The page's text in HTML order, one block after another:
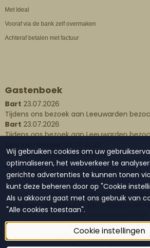
Met Ideal
Vooraf via de bank zelf overmaken
Achteraf betalen met factuur
Gastenboek
Bart 23.07.2026
Tijdens ons bezoek aan Leeuwarden
Bart 23.07.2026
Tijdens ons bezoek aan Leeuwarden
Gisteren een waxinelichthouder...
Plaats een bericht
Lees alle berichten
KvK: 57116873 - Btw:
www.waanzinnigleuk.nl,
bezoekadres
8911 LJ, Leeuwarden,
info@waanzinnigleuk.nl
Copyright by: Waanzinnig Leuk!
Powered by Shoptrader.nl
Wij gebruiken cookies om uw
optimaliseren, het webverkeer te
gerichte advertenties te kunnen tonen
kunt deze beheren door op "Cookie
Als u akkoord gaat met ons gebruik van
"Alle cookies toestaan".
Cookie instellingen